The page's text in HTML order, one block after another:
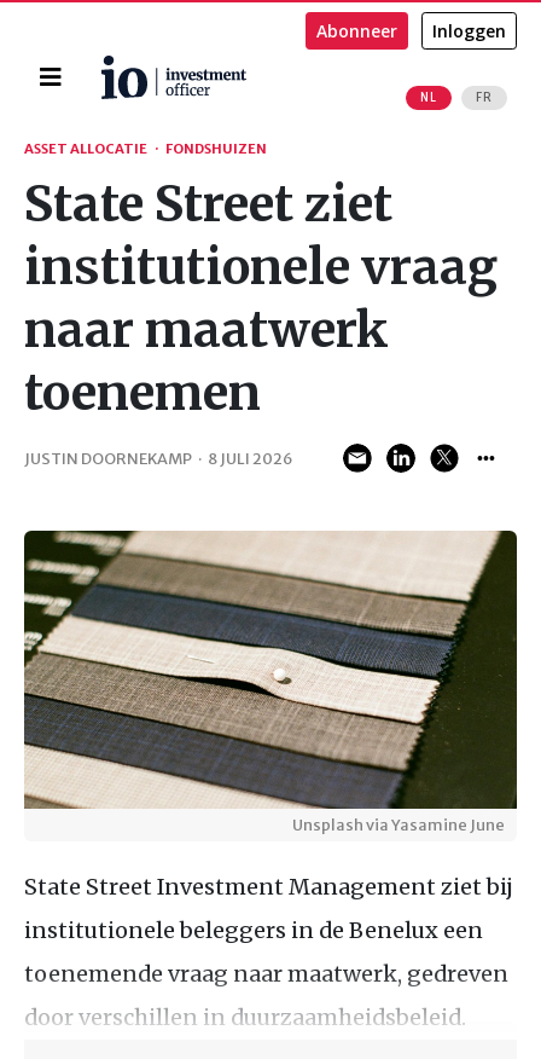
Home
NL FR
Abonneer Inloggen
Zoeken
ASSET ALLOCATIE · FONDSHUIZEN
State Street ziet
institutionele vraag
naar maatwerk
toenemen
JUSTIN DOORNEKAMP · 8 JULI 2026
Unsplash via Yasamine June
State Street Investment Management ziet bij
institutionele beleggers in de Benelux een
toenemende vraag naar maatwerk, gedreven
door verschillen in duurzaamheidsbeleid.